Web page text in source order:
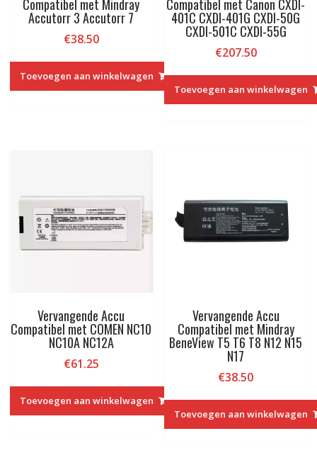
Compatibel met Mindray
Accutorr 3 Accutorr 7
€38.50
Toevoegen aan winkelwagen
Compatibel met Canon CXDI-
401C CXDI-401G CXDI-50G
CXDI-501C CXDI-55G
€207.50
Toevoegen aan winkelwagen
Vervangende Accu
Compatibel met COMEN NC10
NC10A NC12A
€61.25
Toevoegen aan winkelwagen
Vervangende Accu
Compatibel met Mindray
BeneView T5 T6 T8 N12 N15
N17
€38.50
Toevoegen aan winkelwagen